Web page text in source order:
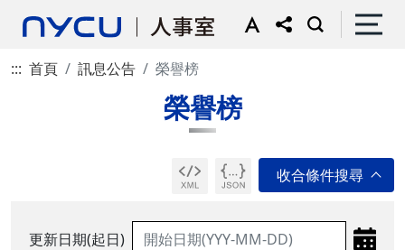
::: 首頁 訊息公告 榮譽榜
榮譽榜
更新日期(起日)